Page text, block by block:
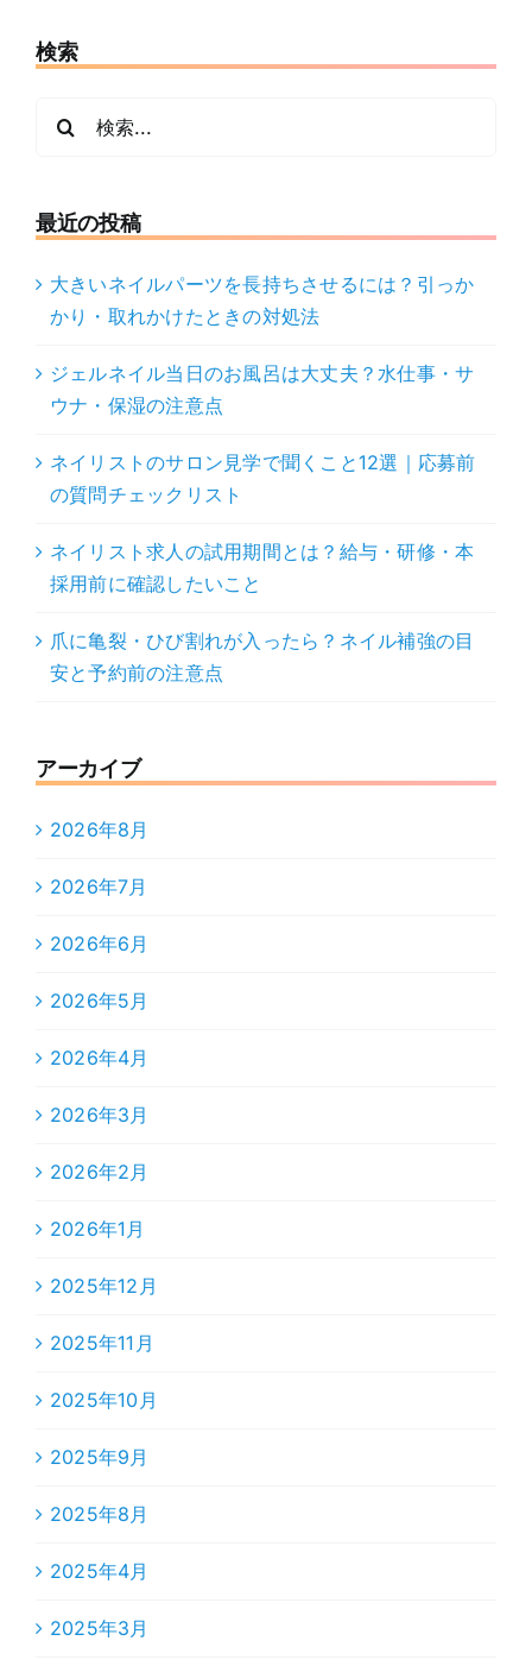
検索
最近の投稿
大きいネイルパーツを長持ちさせるには？引っか
かり・取れかけたときの対処法
ジェルネイル当日のお風呂は大丈夫？水仕事・サ
ウナ・保湿の注意点
ネイリストのサロン見学で聞くこと12選｜応募前
の質問チェックリスト
ネイリスト求人の試用期間とは？給与・研修・本
採用前に確認したいこと
爪に亀裂・ひび割れが入ったら？ネイル補強の目
安と予約前の注意点
アーカイブ
2026年8月
2026年7月
2026年6月
2026年5月
2026年4月
2026年3月
2026年2月
2026年1月
2025年12月
2025年11月
2025年10月
2025年9月
2025年8月
2025年4月
2025年3月